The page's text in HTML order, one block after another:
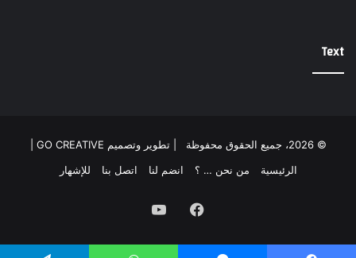
Text
© 2026، جميع الحقوق محفوظة | تطوير وتصميم GO CREATIVE
الرئيسية
من نحن … ؟ انضم لنا اتصل بنا للإشهار
فيسبوك